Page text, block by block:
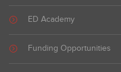
ED Academy
Funding Opportunities